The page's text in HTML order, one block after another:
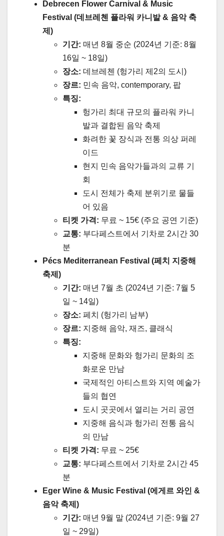
Debrecen Flower Carnival & Music
Festival (데브레첸 플라워 카니발 & 음악 축
제)
기간: 매년 8월 중순 (2024년 기준: 8월
16일 ~ 18일)
장소: 데브레첸 (헝가리 제2의 도시)
장르: 민속 음악, contemporary, 팝
특징:
헝가리 최대 규모의 플라워 카니
발과 결합된 음악 축제
화려한 꽃 장식과 전통 의상 퍼레
이드
현지 민속 음악가들과의 교류 기
회
도시 전체가 축제 분위기로 물들
어 있음
티켓 가격: 무료 ~ 15€ (주요 공연 기준)
교통: 부다페스트에서 기차로 2시간 30
분
Pécs Mediterranean Festival (페치 지중해
축제)
기간: 매년 7월 초 (2024년 기준: 7월 5
일 ~ 14일)
장소: 페치 (헝가리 남부)
장르: 지중해 음악, 재즈, 클래식
특징:
지중해 문화와 헝가리 문화의 조
화로운 만남
국제적인 아티스트와 지역 예술가
들의 협연
도시 곳곳에서 열리는 거리 공연
지중해 음식과 헝가리 전통 음식
의 만남
티켓 가격: 무료 ~ 25€
교통: 부다페스트에서 기차로 2시간 45
분
Eger Wine & Music Festival (에게르 와인 &
음악 축제)
기간: 매년 9월 말 (2024년 기준: 9월 27
일 ~ 29일)